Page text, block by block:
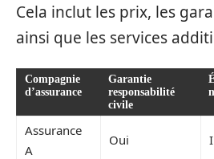
Cela inclut les prix, les
ainsi que les services
Compagnie
d’assurance
Garantie
responsabilité
civile
Assurance
A
Oui